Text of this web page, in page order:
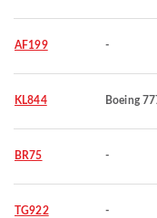
AF199 -
KL844 Boeing
BR75 -
TG922 -